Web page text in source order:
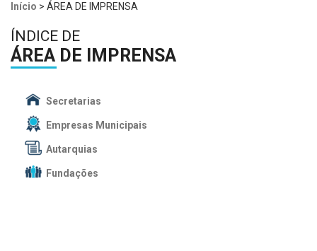
Início > ÁREA DE IMPRENSA
ÍNDICE DE
ÁREA DE IMPRENSA
Secretarias
Empresas Municipais
Autarquias
Fundações